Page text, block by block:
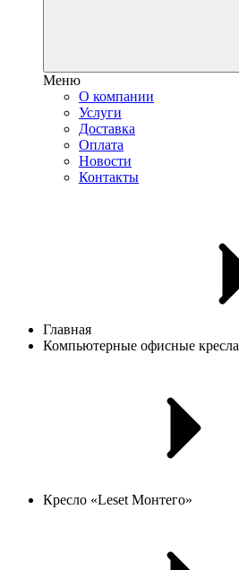
Меню
О компании
Услуги
Доставка
Оплата
Новости
Контакты
Главная
Компьютерные офисные кресла
Кресло «Leset Монтего»